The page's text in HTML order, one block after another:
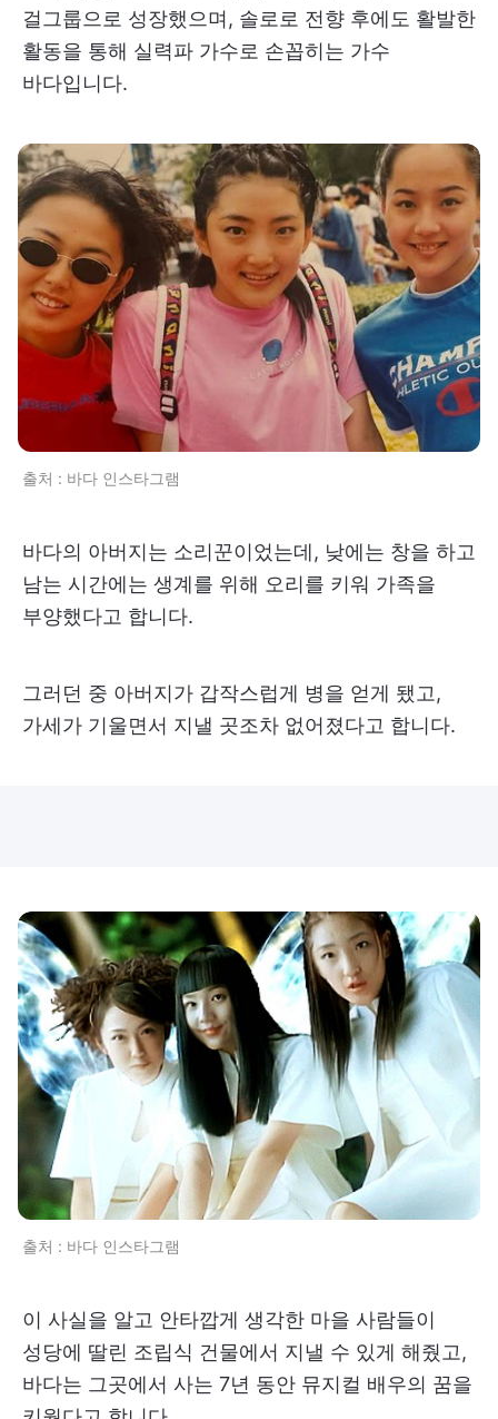
걸그룹으로 성장했으며, 솔로로 전향 후에도 활발한
활동을 통해 실력파 가수로 손꼽히는 가수
바다입니다.
출처 : 바다 인스타그램
바다의 아버지는 소리꾼이었는데, 낮에는 창을 하고
남는 시간에는 생계를 위해 오리를 키워 가족을
부양했다고 합니다.
그러던 중 아버지가 갑작스럽게 병을 얻게 됐고,
가세가 기울면서 지낼 곳조차 없어졌다고 합니다.
출처 : 바다 인스타그램
이 사실을 알고 안타깝게 생각한 마을 사람들이
성당에 딸린 조립식 건물에서 지낼 수 있게 해줬고,
바다는 그곳에서 사는 7년 동안 뮤지컬 배우의 꿈을